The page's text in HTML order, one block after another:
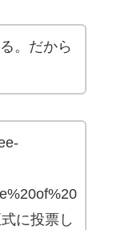
。だから
に投票し